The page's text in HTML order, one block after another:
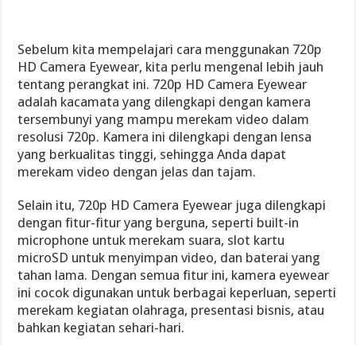
Sebelum kita mempelajari cara menggunakan 720p
HD Camera Eyewear, kita perlu mengenal lebih jauh
tentang perangkat ini. 720p HD Camera Eyewear
adalah kacamata yang dilengkapi dengan kamera
tersembunyi yang mampu merekam video dalam
resolusi 720p. Kamera ini dilengkapi dengan lensa
yang berkualitas tinggi, sehingga Anda dapat
merekam video dengan jelas dan tajam.
Selain itu, 720p HD Camera Eyewear juga dilengkapi
dengan fitur-fitur yang berguna, seperti built-in
microphone untuk merekam suara, slot kartu
microSD untuk menyimpan video, dan baterai yang
tahan lama. Dengan semua fitur ini, kamera eyewear
ini cocok digunakan untuk berbagai keperluan, seperti
merekam kegiatan olahraga, presentasi bisnis, atau
bahkan kegiatan sehari-hari.